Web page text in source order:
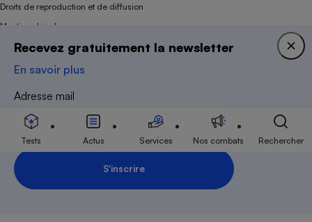
Inscription Newsletter
Recevez gratuitement la newsletter
En savoir plus
Adresse mail
S'inscrire
Droits de reproduction et de diffusion
Mentions légales
Panel
Association indépendante de l’État, des syndicats, des producteurs et des
distributeurs depuis 1951.
Tests Actus Services Nos combats Rechercher